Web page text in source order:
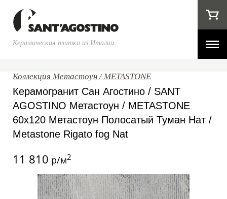
Керамическая плитка из Италии
Коллекция Метастоун / METASTONE
Керамогранит Сан Агостино / SANT
AGOSTINO Метастоун / METASTONE
60x120 Метастоун Полосатый Туман Нат /
Metastone Rigato fog Nat
11 810 р/м2